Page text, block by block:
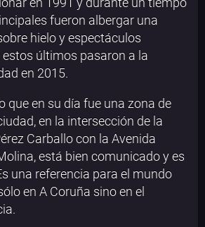
fueron albergar una
hielo y espectáculos
últimos pasaron a la
en 2015.
que en su día fue una zona de
en la intersección de la
Carballo con la Avenida
está bien comunicado y es
una referencia para el mundo
en A Coruña sino en el